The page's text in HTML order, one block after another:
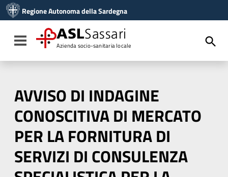
Vai al menu di navigazione
Vai al footer
Regione Autonoma della Sardegna
Toggle navigation
ASLSassari
Azienda socio-sanitaria locale
AVVISO DI INDAGINE
CONOSCITIVA DI MERCATO
PER LA FORNITURA DI
SERVIZI DI CONSULENZA